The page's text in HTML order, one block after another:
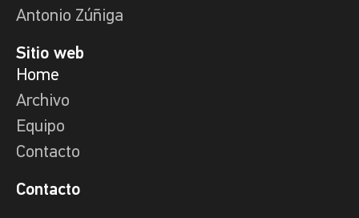
Antonio Zúñiga
Sitio web
Home
Archivo
Equipo
Contacto
Contacto